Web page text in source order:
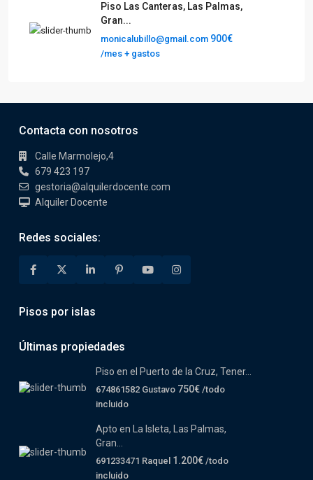
Piso Las Canteras, Las Palmas,
Gran...
monicalubillo@gmail.com 900€
/mes + gastos
Contacta con nosotros
Calle Marmolejo,4
679 423 197
gestoria@alquilerdocente.com
Alquiler Docente
Redes sociales:
Pisos por islas
Últimas propiedades
Piso en el Puerto de la Cruz, Tener...
674861582 Gustavo 750€ /todo
incluido
Apto en La Isleta, Las Palmas,
Gran...
691233471 Raquel 1.200€ /todo
incluido